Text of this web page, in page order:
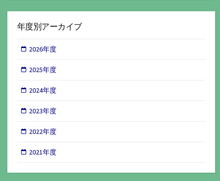
年度別アーカイブ
2026年度
2025年度
2024年度
2023年度
2022年度
2021年度